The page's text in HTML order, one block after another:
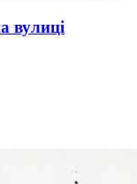
вулиці